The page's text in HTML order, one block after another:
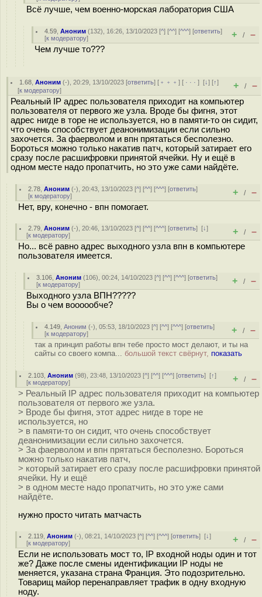
Всё лучше, чем военно-морская лаборатория США
4.59 ,Аноним (132), 16:26, 13/10/2023 [^] [^^] [^^^] [ответить]
[к модератору] + / –
Чем лучше то???
1.68 ,Аноним (-), 20:29, 13/10/2023 [ответить] [ ﹢﹢﹢] [ · · ·][↓] [↑]
[к модератору] + / –
Реальный IP адрес пользователя приходит на компьютер
пользователя от первого же узла. Вроде бы фигня, этот
адрес нигде в торе не используется, но в памяти-то он сидит,
что очень способствует деанонимизации если сильно
захочется. За фаерволом и впн прятаться бесполезно.
Бороться можно только накатив патч, который затирает его
сразу после расшифровки принятой ячейки. Ну и ещё в
одном месте надо пропатчить, но это уже сами найдёте.
2.78 ,Аноним (-), 20:43, 13/10/2023 [^] [^^] [^^^] [ответить]
[к модератору] + / –
Нет, вру, конечно - впн помогает.
2.79 ,Аноним (-), 20:46, 13/10/2023 [^] [^^] [^^^] [ответить][↓]
[к модератору] + / –
Но... всё равно адрес выходного узла впн в компьютере
пользователя имеется.
3.106 ,Аноним (106), 00:24, 14/10/2023 [^] [^^] [^^^] [ответить]
[к модератору] + / –
Выходного узла ВПН?????
Вы о чем воооообче?
4.149 ,Аноним (-), 05:53, 18/10/2023 [^] [^^] [^^^] [ответить]
[к модератору] + / –
так а принцип работы впн тебе просто мост делают, и ты на
сайты со своего компа... большой текст свёрнут, показать
2.103 ,Аноним (98), 23:48, 13/10/2023 [^] [^^] [^^^] [ответить][↑]
[к модератору] + / –
> Реальный IP адрес пользователя приходит на компьютер
пользователя от первого же узла.
> Вроде бы фигня, этот адрес нигде в торе не
используется, но
> в памяти-то он сидит, что очень способствует
деанонимизации если сильно захочется.
> За фаерволом и впн прятаться бесполезно. Бороться
можно только накатив патч,
> который затирает его сразу после расшифровки принятой
ячейки. Ну и ещё
> в одном месте надо пропатчить, но это уже сами
найдёте.
нужно просто читать матчасть
2.119 ,Аноним (-), 08:21, 14/10/2023 [^] [^^] [^^^] [ответить][↓]
[к модератору] + / –
Если не использовать мост то, IP входной ноды один и тот
же? Даже после смены идентификации IP ноды не
меняется, указана страна Франция. Это подозрительно.
Товарищ майор перенаправляет трафик в одну входную
ноду.